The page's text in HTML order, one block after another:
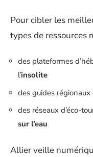
Pour cibler les
types de ressources
des plateformes
l’insolite
des guides régionaux
des réseaux d’éco-
sur l’eau
Allier veille